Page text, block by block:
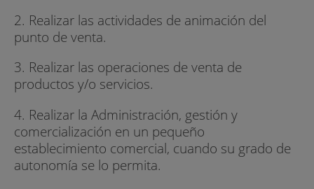
2. Realizar las actividades de animación del
punto de venta.
3. Realizar las operaciones de venta de
productos y/o servicios.
4. Realizar la Administración, gestión y
comercialización en un pequeño
establecimiento comercial, cuando su grado de
autonomía se lo permita.